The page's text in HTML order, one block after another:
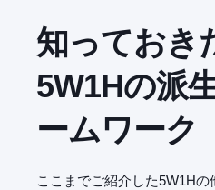
知っておき
5W1Hの派
ームワーク
ここまでご紹介した5W1Hの